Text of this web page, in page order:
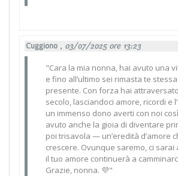
Cuggiono , 03/07/2025 ore 13:23
"Cara la mia nonna, hai avuto una
e fino all’ultimo sei rimasta te
presente. Con forza hai
secolo, lasciandoci amore, ricordi e
un immenso dono averti con noi
avuto anche la gioia di diventare
poi trisavola — un’eredità d’amore
crescere. Ovunque saremo, ci sarai
il tuo amore continuerà a
Grazie, nonna. 💜"